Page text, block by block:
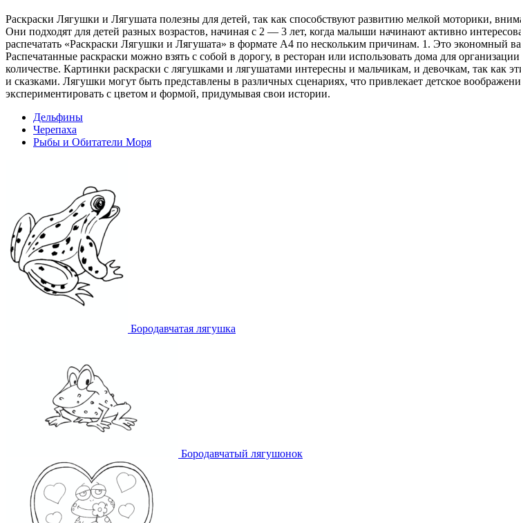
Раскраски Лягушки и Лягушата полезны для детей, так как способствуют развитию мелкой моторики,
Они подходят для детей разных возрастов, начиная с 2 — 3 лет, когда малыши начинают активно
распечатать «Раскраски Лягушки и Лягушата» в формате A4 по нескольким причинам. 1. Это экономный
Распечатанные раскраски можно взять с собой в дорогу, в ресторан или использовать дома для
количестве. Картинки раскраски с лягушками и лягушатами интересны и мальчикам, и девочкам, так
и сказками. Лягушки могут быть представлены в различных сценариях, что привлекает детское
экспериментировать с цветом и формой, придумывая свои истории.
Дельфины
Черепаха
Рыбы и Обитатели Моря
Бородавчатая лягушка
Бородавчатый лягушонок